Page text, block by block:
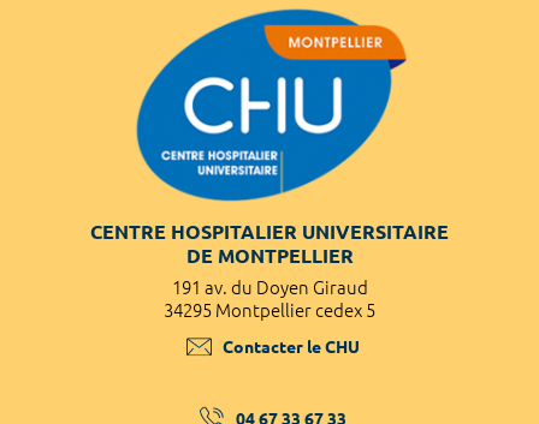
CENTRE HOSPITALIER UNIVERSITAIRE
DE MONTPELLIER
191 av. du Doyen Giraud
34295 Montpellier cedex 5
Contacter le CHU
04 67 33 67 33